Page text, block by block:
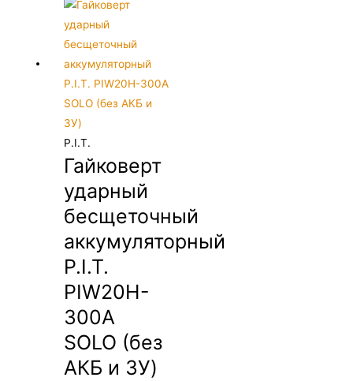
P.I.T.
Гайковерт
ударный
бесщеточный
аккумуляторный
P.I.T.
PIW20H-
300A
SOLO (без
АКБ и ЗУ)